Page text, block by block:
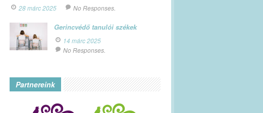
28 márc 2025 No Responses.
Gerincvédő tanulói székek
14 márc 2025
No Responses.
Partnereink